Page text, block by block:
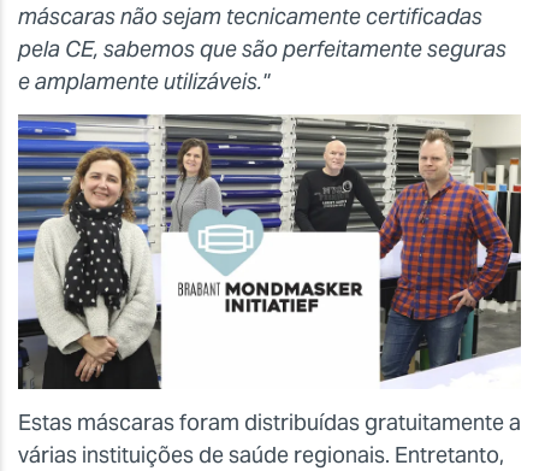
máscaras não sejam tecnicamente certificadas
pela CE, sabemos que são perfeitamente seguras
e amplamente utilizáveis."
Estas máscaras foram distribuídas gratuitamente a
várias instituições de saúde regionais. Entretanto,